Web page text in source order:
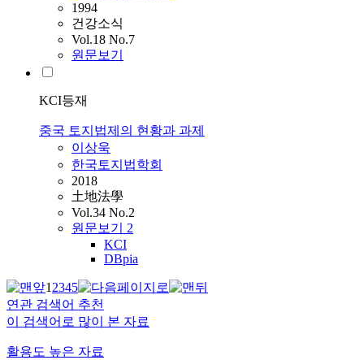
1994
건강소식
Vol.18 No.7
원문보기
KCI등재
중국 토지법제의 현황과 과제
이상욱
한국토지법학회
2018
土地法學
Vol.34 No.2
원문보기 2
KCI
DBpia
12345
연관 검색어 추천
이 검색어로 많이 본 자료
활용도 높은 자료